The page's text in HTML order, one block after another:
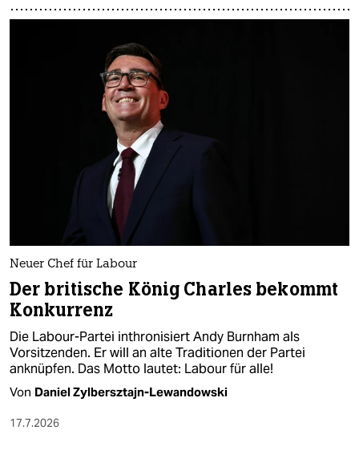
Neuer Chef für Labour
Der britische König Charles bekommt
Konkurrenz
Die Labour-Partei inthronisiert Andy Burnham als
Vorsitzenden. Er will an alte Traditionen der Partei
anknüpfen. Das Motto lautet: Labour für alle!
Von Daniel Zylbersztajn-Lewandowski
17.7.2026